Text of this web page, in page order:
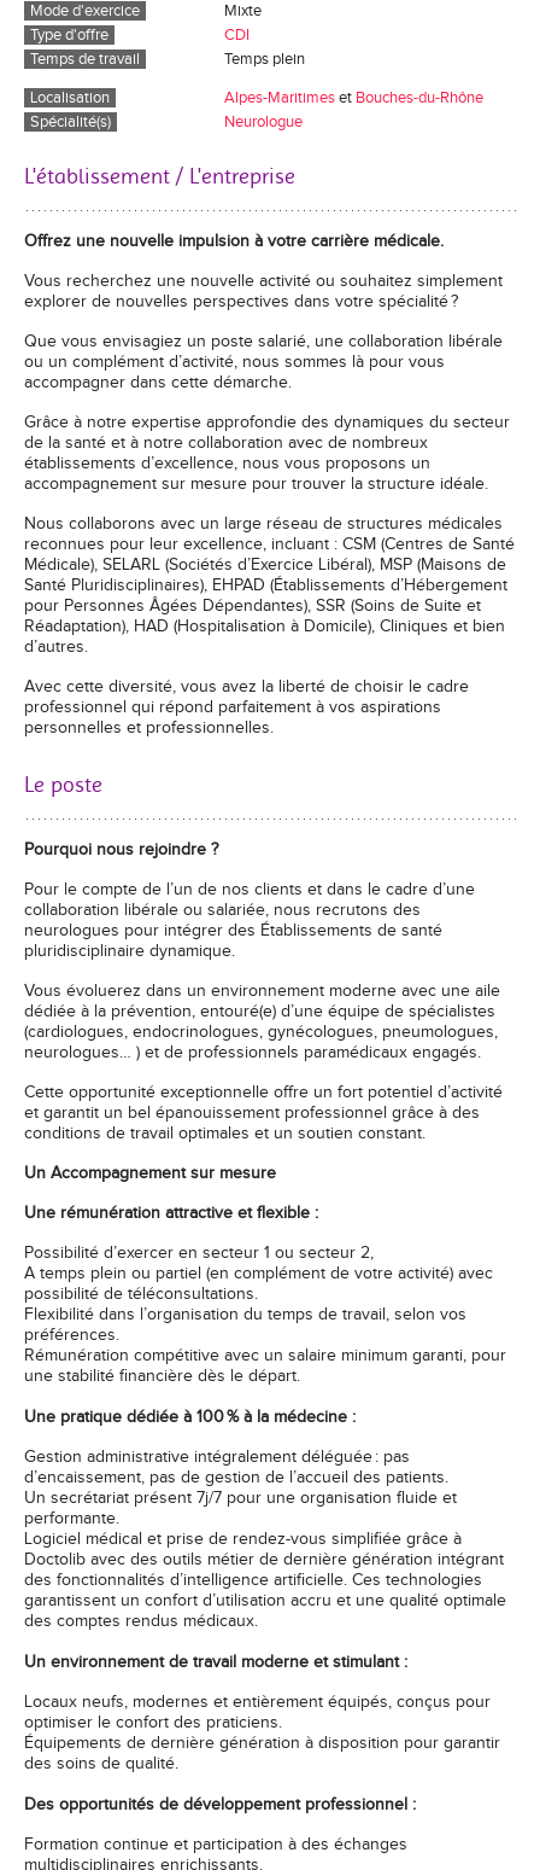
Mode d'exercice
Mixte
Type d'offre
CDI
Temps de travail
Temps plein
Localisation
Alpes-Maritimeset Bouches-du-Rhône
Spécialité(s)
Neurologue
L'établissement / L'entreprise
Offrez une nouvelle impulsion à votre carrière médicale.
Vous recherchez une nouvelle activité ou souhaitez simplement
explorer de nouvelles perspectives dans votre spécialité ?
Que vous envisagiez un poste salarié, une collaboration libérale
ou un complément d’activité, nous sommes là pour vous
accompagner dans cette démarche.
Grâce à notre expertise approfondie des dynamiques du secteur
de la santé et à notre collaboration avec de nombreux
établissements d’excellence, nous vous proposons un
accompagnement sur mesure pour trouver la structure idéale.
Nous collaborons avec un large réseau de structures médicales
reconnues pour leur excellence, incluant : CSM (Centres de Santé
Médicale), SELARL (Sociétés d’Exercice Libéral), MSP (Maisons de
Santé Pluridisciplinaires), EHPAD (Établissements d’Hébergement
pour Personnes Âgées Dépendantes), SSR (Soins de Suite et
Réadaptation), HAD (Hospitalisation à Domicile), Cliniques et bien
d’autres.
Avec cette diversité, vous avez la liberté de choisir le cadre
professionnel qui répond parfaitement à vos aspirations
personnelles et professionnelles.
Le poste
Pourquoi nous rejoindre ?
Pour le compte de l’un de nos clients et dans le cadre d’une
collaboration libérale ou salariée, nous recrutons des
neurologues pour intégrer des Établissements de santé
pluridisciplinaire dynamique.
Vous évoluerez dans un environnement moderne avec une aile
dédiée à la prévention, entouré(e) d’une équipe de spécialistes
(cardiologues, endocrinologues, gynécologues, pneumologues,
neurologues… ) et de professionnels paramédicaux engagés.
Cette opportunité exceptionnelle offre un fort potentiel d’activité
et garantit un bel épanouissement professionnel grâce à des
conditions de travail optimales et un soutien constant.
Un Accompagnement sur mesure
Une rémunération attractive et flexible :
Possibilité d’exercer en secteur 1 ou secteur 2,
A temps plein ou partiel (en complément de votre activité) avec
possibilité de téléconsultations.
Flexibilité dans l’organisation du temps de travail, selon vos
préférences.
Rémunération compétitive avec un salaire minimum garanti, pour
une stabilité financière dès le départ.
Une pratique dédiée à 100 % à la médecine :
Gestion administrative intégralement déléguée : pas
d’encaissement, pas de gestion de l’accueil des patients.
Un secrétariat présent 7j/7 pour une organisation fluide et
performante.
Logiciel médical et prise de rendez-vous simplifiée grâce à
Doctolib avec des outils métier de dernière génération intégrant
des fonctionnalités d’intelligence artificielle. Ces technologies
garantissent un confort d’utilisation accru et une qualité optimale
des comptes rendus médicaux.
Un environnement de travail moderne et stimulant :
Locaux neufs, modernes et entièrement équipés, conçus pour
optimiser le confort des praticiens.
Équipements de dernière génération à disposition pour garantir
des soins de qualité.
Des opportunités de développement professionnel :
Formation continue et participation à des échanges
multidisciplinaires enrichissants.